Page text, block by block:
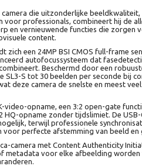
camera die uitzonderlijke beeldkwaliteit,
professionals, combineert hij de
en vernieuwende functies die zorgen
content.
zich een 24MP BSI CMOS full-frame
autofocussysteem dat
Beschermd door een
SL3-S tot 30 beelden per seconde bij
deze camera de snelste en meest
video-opname, een 3:2 open-gate
HQ-opname zonder tijdslimiet. De
terwijl professionele
perfecte afstemming van beeld en
camera met Content Authenticity
metadata voor elke afbeelding worden